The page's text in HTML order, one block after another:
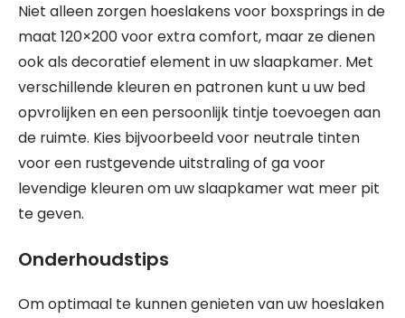
Niet alleen zorgen hoeslakens voor boxsprings in de
maat 120×200 voor extra comfort, maar ze dienen
ook als decoratief element in uw slaapkamer. Met
verschillende kleuren en patronen kunt u uw bed
opvrolijken en een persoonlijk tintje toevoegen aan
de ruimte. Kies bijvoorbeeld voor neutrale tinten
voor een rustgevende uitstraling of ga voor
levendige kleuren om uw slaapkamer wat meer pit
te geven.
Onderhoudstips
Om optimaal te kunnen genieten van uw hoeslaken